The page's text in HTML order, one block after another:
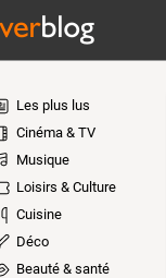
Les plus lus
Cinéma & TV
Musique
Loisirs & Culture
Cuisine
Déco
Beauté & santé